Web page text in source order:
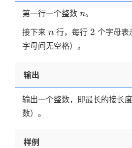
第一行一个整数 n
n。
接下来 n
n 行，每行 2
2 个字母表
字母间无空格）。
输出
输出一个整数，即最长的接长
数）。
样例